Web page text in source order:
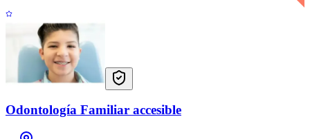
Odontología Familiar accesible